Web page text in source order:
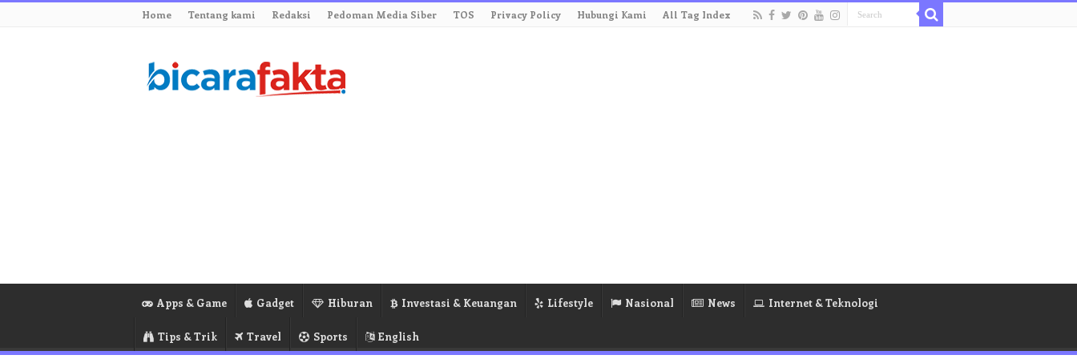
Home Tentang kami Redaksi Pedoman Media Siber TOS Privacy Policy Hubungi Kami All Tag Index
Apps & Game Gadget Hiburan Investasi & Keuangan Lifestyle Nasional News Internet & Teknologi
Tips & Trik Travel Sports English